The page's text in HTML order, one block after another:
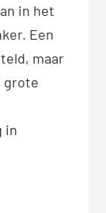
in het
Een
maar
grote
in